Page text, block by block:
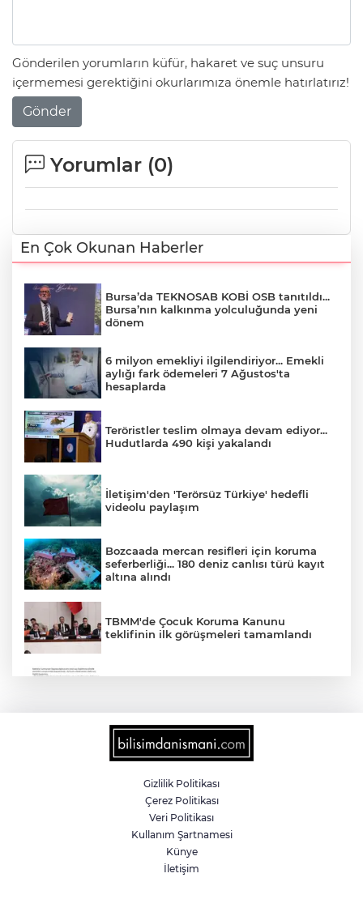
Gönderilen yorumların küfür, hakaret ve suç unsuru
içermemesi gerektiğini okurlarımıza önemle hatırlatırız!
Gönder
Yorumlar (0)
En Çok Okunan Haberler
Bursa’da TEKNOSAB KOBİ OSB tanıtıldı...
Bursa’nın kalkınma yolculuğunda yeni
dönem
6 milyon emekliyi ilgilendiriyor... Emekli
aylığı fark ödemeleri 7 Ağustos'ta
hesaplarda
Teröristler teslim olmaya devam ediyor...
Hudutlarda 490 kişi yakalandı
İletişim'den 'Terörsüz Türkiye' hedefli
videolu paylaşım
Bozcaada mercan resifleri için koruma
seferberliği... 180 deniz canlısı türü kayıt
altına alındı
TBMM'de Çocuk Koruma Kanunu
teklifinin ilk görüşmeleri tamamlandı
2025'te Ar-Ge'ye 254 milyar TL harcadık!
Ar-Ge'de en büyük pay üniversitelere
MGK bugün toplanıyor... Gündem
'Terörsüz Türkiye'
Gümrük Muhafaza'dan kaçakçılığa darbe!
Gizlilik Politikası
Çerez Politikası
Veri Politikası
Kullanım Şartnamesi
Künye
İletişim